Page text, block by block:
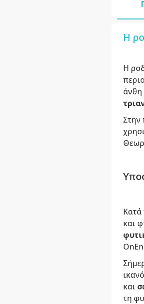
Η
Η
άνθη
Στην
Κατά
και
και
τη